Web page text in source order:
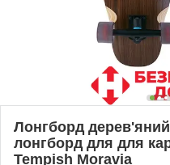
Лонгборд
лонгборд для для
Tempish Moravia